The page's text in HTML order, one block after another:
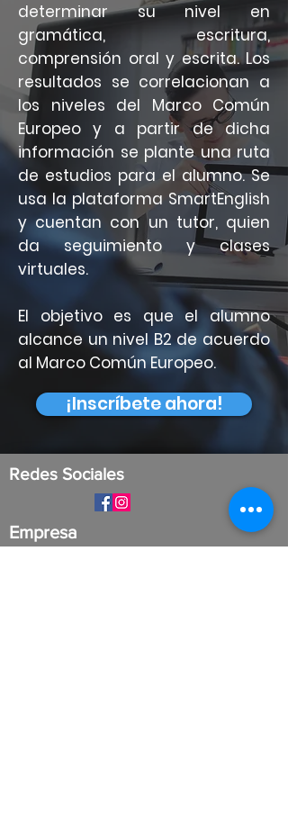
determinar su nivel en
gramática, escritura,
comprensión oral y escrita. Los
resultados se correlacionan a
los niveles del Marco Común
Europeo y a partir de dicha
información se plante una ruta
de estudios para el alumno. Se
usa la plataforma SmartEnglish
y cuentan con un tutor, quien
da seguimiento y clases
virtuales.
El objetivo es que el alumno
alcance un nivel B2 de acuerdo
al Marco Común Europeo.
¡Inscríbete ahora!
Redes Sociales
Empresa